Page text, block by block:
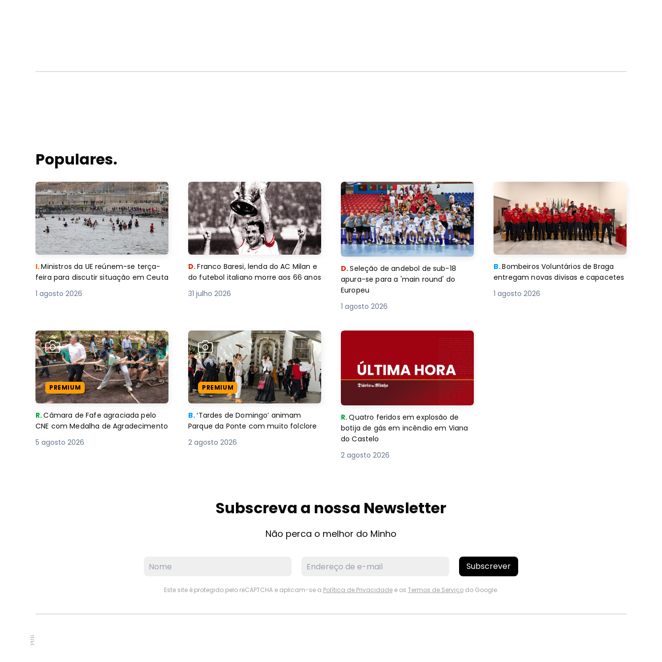
Populares.
I.Ministros da UE reúnem-se terça-
feira para discutir situação em Ceuta
1 agosto 2026
D.Franco Baresi, lenda do AC Milan e
do futebol italiano morre aos 66 anos
31 julho 2026
D.Seleção de andebol de sub-18
apura-se para a 'main round' do
Europeu
1 agosto 2026
B.Bombeiros Voluntários de Braga
entregam novas divisas e capacetes
1 agosto 2026
PREMIUM
R.Câmara de Fafe agraciada pelo
CNE com Medalha de Agradecimento
5 agosto 2026
PREMIUM
B.‘Tardes de Domingo’ animam
Parque da Ponte com muito folclore
2 agosto 2026
R.Quatro feridos em explosão de
botija de gás em incêndio em Viana
do Castelo
2 agosto 2026
Subscreva a nossa Newsletter
Não perca o melhor do Minho
Subscrever
Este site é protegido pelo reCAPTCHA e aplicam-se a Política de Privacidadee os Termos de Serviçodo Google.
PUB.